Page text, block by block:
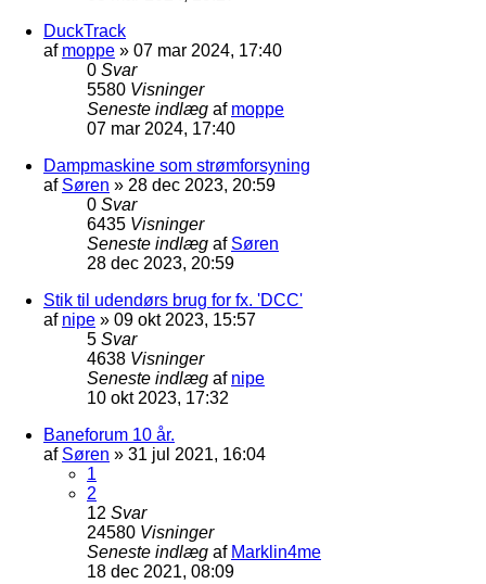
DuckTrack
af moppe » 07 mar 2024, 17:40
0 Svar
5580 Visninger
Seneste indlæg af moppe
07 mar 2024, 17:40
Dampmaskine som strømforsyning
af Søren » 28 dec 2023, 20:59
0 Svar
6435 Visninger
Seneste indlæg af Søren
28 dec 2023, 20:59
Stik til udendørs brug for fx. 'DCC'
af nipe » 09 okt 2023, 15:57
5 Svar
4638 Visninger
Seneste indlæg af nipe
10 okt 2023, 17:32
Baneforum 10 år.
af Søren » 31 jul 2021, 16:04
1
2
12 Svar
24580 Visninger
Seneste indlæg af Marklin4me
18 dec 2021, 08:09